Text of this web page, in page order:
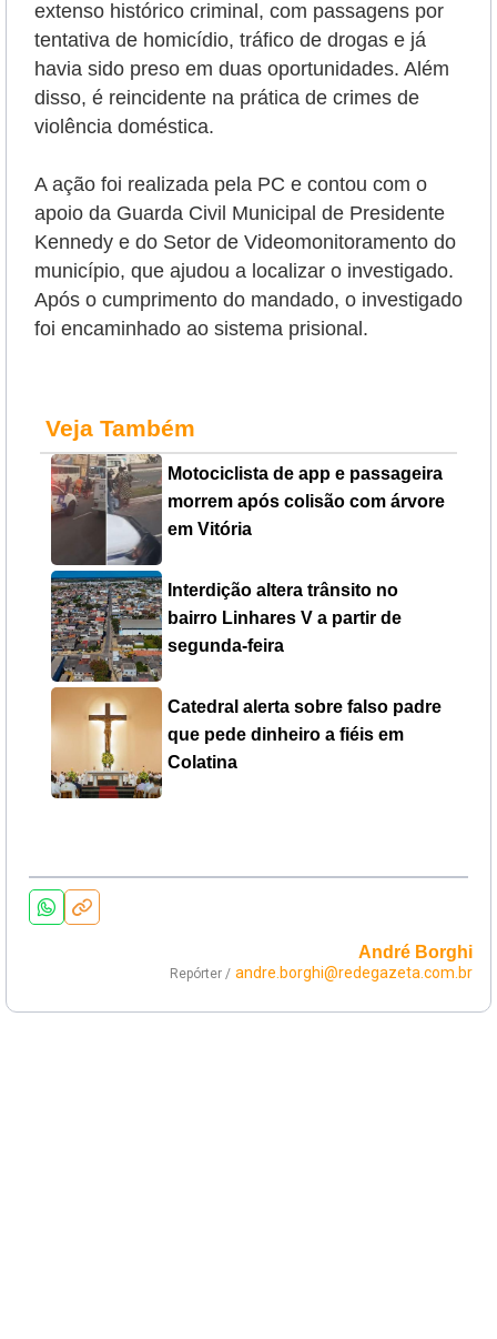
extenso histórico criminal, com passagens por
tentativa de homicídio, tráfico de drogas e já
havia sido preso em duas oportunidades. Além
disso, é reincidente na prática de crimes de
violência doméstica.
A ação foi realizada pela PC e contou com o
apoio da Guarda Civil Municipal de Presidente
Kennedy e do Setor de Videomonitoramento do
município, que ajudou a localizar o investigado.
Após o cumprimento do mandado, o investigado
foi encaminhado ao sistema prisional.
Veja Também
Motociclista de app e passageira
morrem após colisão com árvore
em Vitória
Interdição altera trânsito no
bairro Linhares V a partir de
segunda-feira
Catedral alerta sobre falso padre
que pede dinheiro a fiéis em
Colatina
André Borghi
Repórter / andre.borghi@redegazeta.com.br